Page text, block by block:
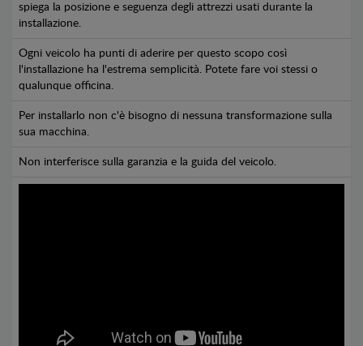
spiega la posizione e seguenza degli attrezzi usati durante la
installazione.
Ogni veicolo ha punti di aderire per questo scopo così
l'installazione ha l'estrema semplicità. Potete fare voi stessi o
qualunque officina.
Per installarlo non c'è bisogno di nessuna transformazione sulla
sua macchina.
Non interferisce sulla garanzia e la guida del veicolo.